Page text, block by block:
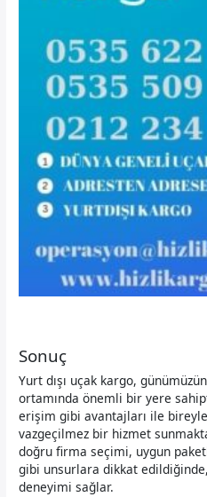
Sonuç
Yurt dışı uçak kargo,
ortamında önemli bir yere
erişim gibi avantajları ile
vazgeçilmez bir hizmet
doğru firma seçimi, uygun
gibi unsurlara dikkat
deneyimi sağlar.